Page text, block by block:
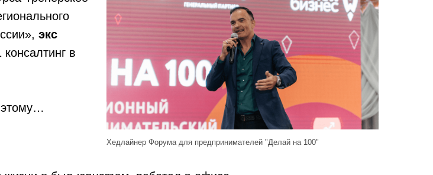
Хедлайнер Форума для предпринимателей "Делай на 100"
экс
в